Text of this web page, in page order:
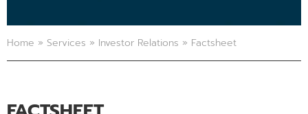
Home » Services » Investor Relations » Factsheet